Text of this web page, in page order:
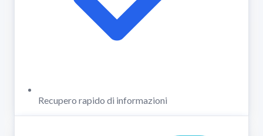
Recupero rapido di informazioni